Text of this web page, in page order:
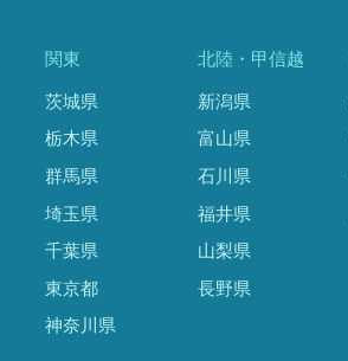
関東
茨城県
栃木県
群馬県
埼玉県
千葉県
東京都
神奈川県
北陸・甲信越
新潟県
富山県
石川県
福井県
山梨県
長野県